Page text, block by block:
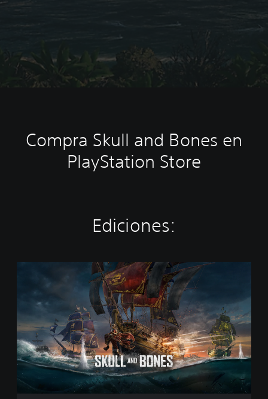
Compra Skull and Bones en
PlayStation Store
Ediciones:
a
d
B
e